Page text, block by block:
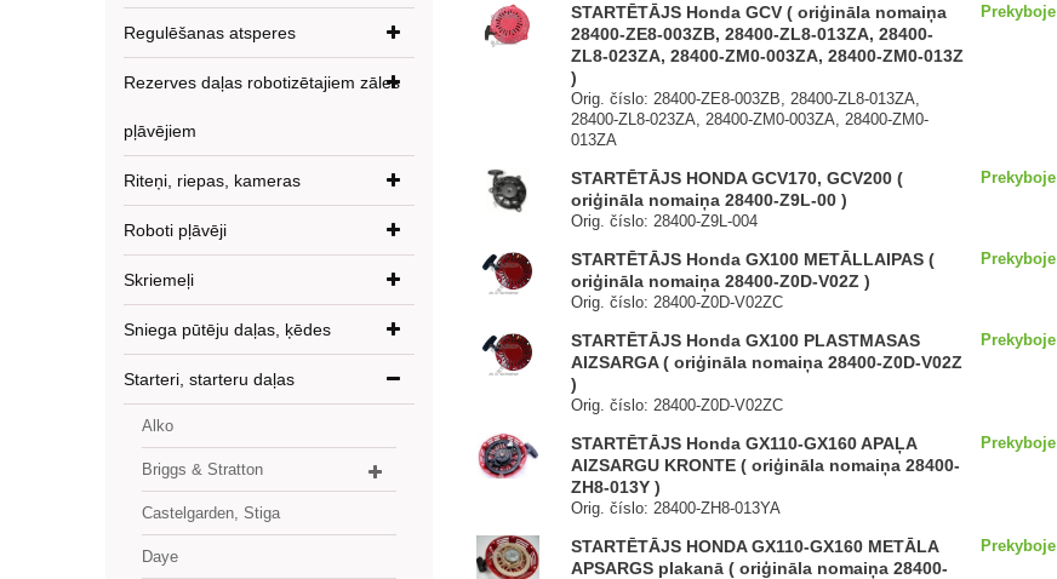
Regulēšanas atsperes
Rezerves daļas robotizētajiem zāles
pļāvējiem
Riteņi, riepas, kameras
Roboti pļāvēji
Skriemeļi
Sniega pūtēju daļas, ķēdes
Starteri, starteru daļas
Alko
Briggs & Stratton
Castelgarden, Stiga
Daye
STARTĒTĀJS Honda GCV ( oriģināla nomaiņa
28400-ZE8-003ZB, 28400-ZL8-013ZA, 28400-
ZL8-023ZA, 28400-ZM0-003ZA, 28400-ZM0-013Z
)
Orig. číslo: 28400-ZE8-003ZB, 28400-ZL8-013ZA,
28400-ZL8-023ZA, 28400-ZM0-003ZA, 28400-ZM0-
013ZA
Prekyboje
STARTĒTĀJS HONDA GCV170, GCV200 (
oriģināla nomaiņa 28400-Z9L-00 )
Orig. číslo: 28400-Z9L-004
Prekyboje
STARTĒTĀJS Honda GX100 METĀLLAIPAS (
oriģināla nomaiņa 28400-Z0D-V02Z )
Orig. číslo: 28400-Z0D-V02ZC
Prekyboje
STARTĒTĀJS Honda GX100 PLASTMASAS
AIZSARGA ( oriģināla nomaiņa 28400-Z0D-V02Z
)
Orig. číslo: 28400-Z0D-V02ZC
Prekyboje
STARTĒTĀJS Honda GX110-GX160 APAĻA
AIZSARGU KRONTE ( oriģināla nomaiņa 28400-
ZH8-013Y )
Orig. číslo: 28400-ZH8-013YA
Prekyboje
STARTĒTĀJS HONDA GX110-GX160 METĀLA
APSARGS plakanā ( oriģināla nomaiņa 28400-
Prekyboje